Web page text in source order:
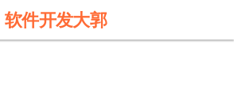
软件开发大郭